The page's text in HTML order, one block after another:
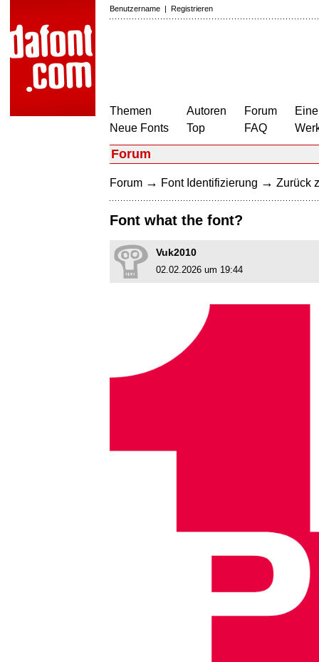
Benutzername | Registrieren
Themen
Neue Fonts
Autoren
Top
Forum
FAQ
Forum
Forum → Font Identifizierung → Zurück
Font what the font?
Vuk2010
02.02.2026 um 19:44